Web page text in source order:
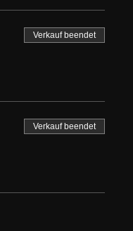
Verkauf beendet
Verkauf beendet